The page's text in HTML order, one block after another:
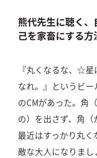
熊代先生に聴く、
己を家畜にする方
『丸くなるな、☆星
なれ。』というビー
のCMがあった。角
の）を出さず、角
最近はすっかり丸
敵な大人になりま